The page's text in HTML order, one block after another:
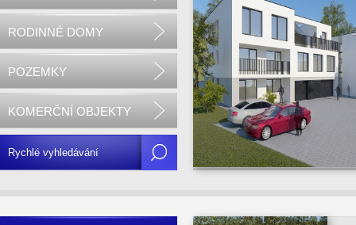
RODINNÉ DOMY
POZEMKY
KOMERČNÍ OBJEKTY